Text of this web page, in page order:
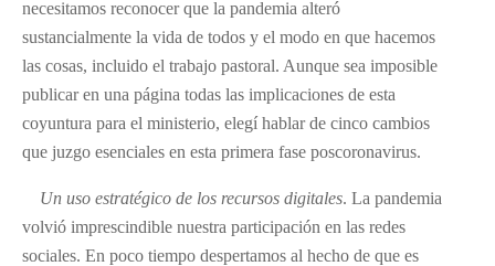
necesitamos reconocer que la pandemia alteró
sustancialmente la vida de todos y el modo en que hacemos
las cosas, incluido el trabajo pastoral. Aunque sea imposible
publicar en una página todas las implicaciones de esta
coyuntura para el ministerio, elegí hablar de cinco cambios
que juzgo esenciales en esta primera fase poscoronavirus.
Un uso estratégico de los recursos digitales. La pandemia
volvió imprescindible nuestra participación en las redes
sociales. En poco tiempo despertamos al hecho de que es